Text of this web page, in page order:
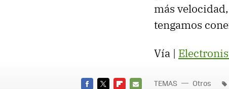
más
tengamos
Vía |
TEMAS Otros